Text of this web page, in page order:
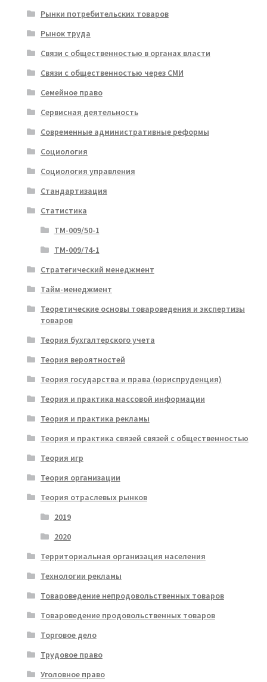
Рынки потребительских товаров
Рынок труда
Связи с общественностью в органах власти
Связи с общественностью через СМИ
Семейное право
Сервисная деятельность
Современные административные реформы
Социология
Социология управления
Стандартизация
Статистика
ТМ-009/50-1
ТМ-009/74-1
Стратегический менеджмент
Тайм-менеджмент
Теоретические основы товароведения и экспертизы
товаров
Теория бухгалтерского учета
Теория вероятностей
Теория государства и права (юриспруденция)
Теория и практика массовой информации
Теория и практика рекламы
Теория и практика связей связей с общественностью
Теория игр
Теория организации
Теория отраслевых рынков
2019
2020
Территориальная организация населения
Технологии рекламы
Товароведение непродовольственных товаров
Товароведение продовольственных товаров
Торговое дело
Трудовое право
Уголовное право